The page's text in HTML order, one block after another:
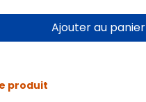
Ajouter au panier
produit